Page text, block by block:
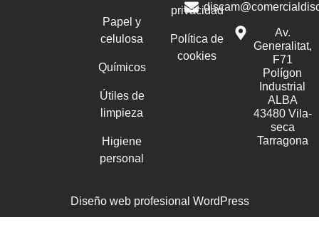
Papel y
celulosa
Químicos
Útiles de
limpieza
Higiene
personal
privacidad
Política de
cookies
Av.
Generalitat,
F71
Polígon
Industrial
ALBA
43480 Vila-
seca
Tarragona
Diseño web profesional WordPress